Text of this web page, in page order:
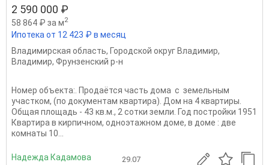
2 590 000 ₽
58 864 ₽ за м2
Ипотека от 12 423 ₽ в месяц
Владимирская область, Городской округ Владимир,
Владимир, Фрунзенский р-н
Номер объекта:. Продаётся часть дома с земельным
участком, (по документам квартира). Дом на 4 квартиры.
Общая площадь - 43 кв.м., 2 сотки земли. Год постройки 1951
Квартира в кирпичном, одноэтажном доме, в доме : две
комнаты 10...
Надежда Кадамова 29.07